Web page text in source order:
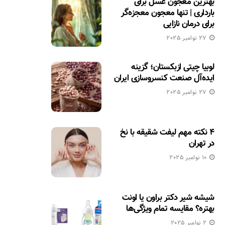
بارداری | تنها معجون معجزه‌گر
برای درمان نازایی
27 نوامبر 2025
لوبیا چیتی ازبکستان؛ گزینه
ایده‌آل صنعت کنسروسازی ایران
27 نوامبر 2025
۴ نکته مهم لیفت شقیقه با نخ
در تهران
10 نوامبر 2025
شیشه شیر دکتر براون یا اونت
بهتره؟ مقایسه تمام ویژگی‌ها
2 نوامبر 2025